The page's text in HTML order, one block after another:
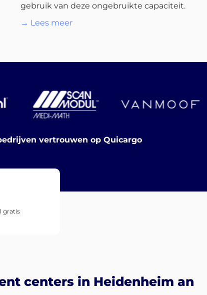
gebruik van deze ongebruikte capaciteit.
→ Lees meer
vertrouwen op Quicargo
gratis
centers in Heidenheim an